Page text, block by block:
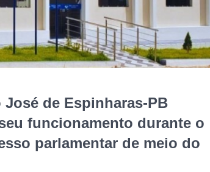
José de Espinharas-PB
funcionamento durante o
parlamentar de meio do